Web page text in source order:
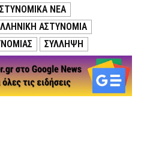
ΝΕΑ
ΑΣΤΥΝΟΜΙΑ
ΣΥΛΛΗΨΗ